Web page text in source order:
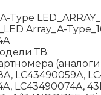
Type
Array_A-
ТВ:
LC43490059A,
LC43490074A,